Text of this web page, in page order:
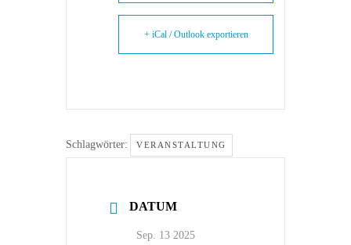
+ iCal / Outlook exportieren
Schlagwörter: VERANSTALTUNG
DATUM
Sep. 13 2025